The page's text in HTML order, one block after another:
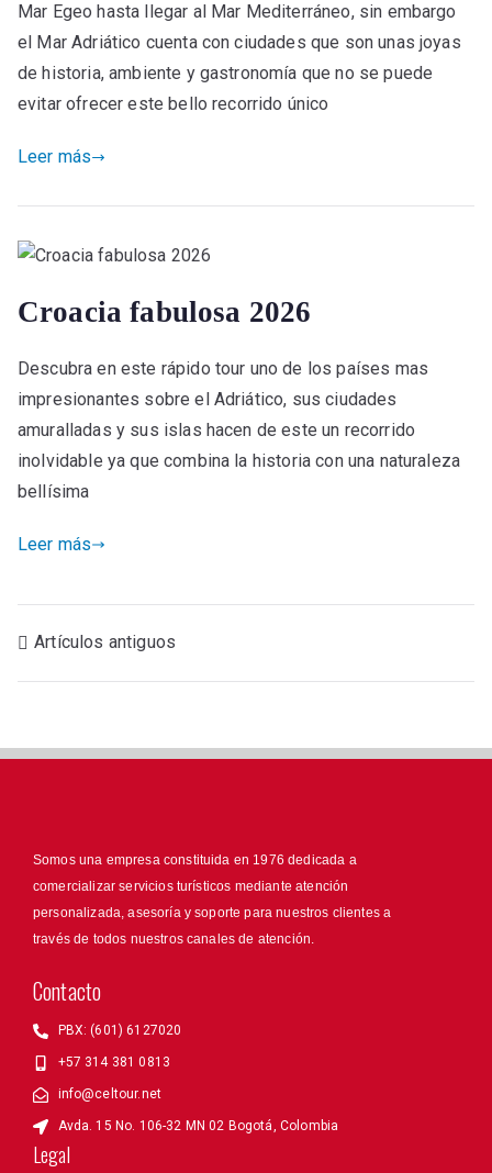
Mar Egeo hasta llegar al Mar Mediterráneo, sin embargo
el Mar Adriático cuenta con ciudades que son unas joyas
de historia, ambiente y gastronomía que no se puede
evitar ofrecer este bello recorrido único
Leer más
Croacia fabulosa 2026
Descubra en este rápido tour uno de los países mas
impresionantes sobre el Adriático, sus ciudades
amuralladas y sus islas hacen de este un recorrido
inolvidable ya que combina la historia con una naturaleza
bellísima
Leer más
Artículos antiguos
Somos una empresa constituida en 1976 dedicada a
comercializar servicios turísticos mediante atención
personalizada, asesoría y soporte para nuestros clientes a
través de todos nuestros canales de atención.
Contacto
PBX: (601) 6127020
+57 314 381 0813
info@celtour.net
Avda. 15 No. 106-32 MN 02 Bogotá, Colombia
Legal